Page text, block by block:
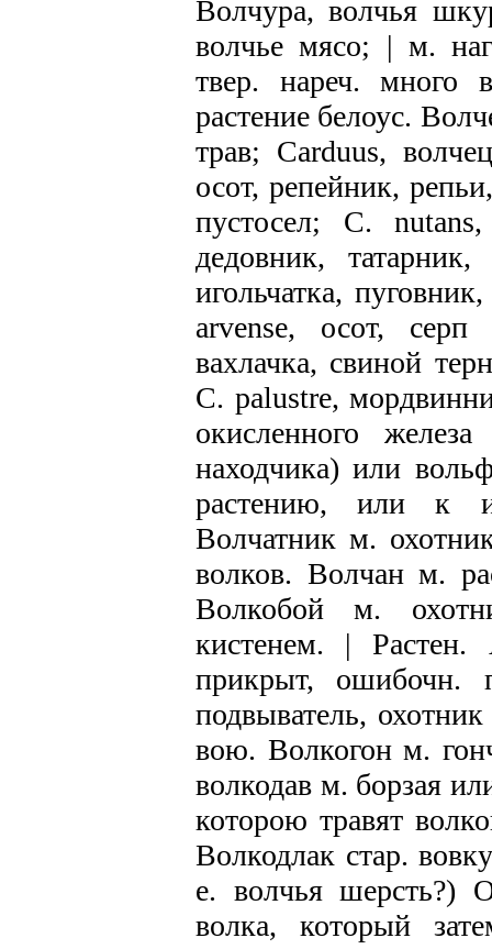
Волчура, волчья
волчье мясо; | м.
твер. нареч.
растение белоус.
трав; Carduus,
осот, репейник,
пустосел; C.
дедовник,
игольчатка,
arvense, осот,
вахлачка, свиной
C. раlustrе,
окисленного
находчика) или
растению, или к
Волчатник м.
волков. Волчан м.
Волкобой м.
кистенем. |
прикрыт, ошибочн.
подвыватель,
вою. Волкогон м.
волкодав м. борзая
которою травят
Волкодлак стар.
е. волчья шерсть?)
волка, который